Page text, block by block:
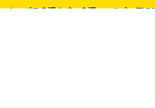
キャプラ介護ナビ－介護・ヘルパー職